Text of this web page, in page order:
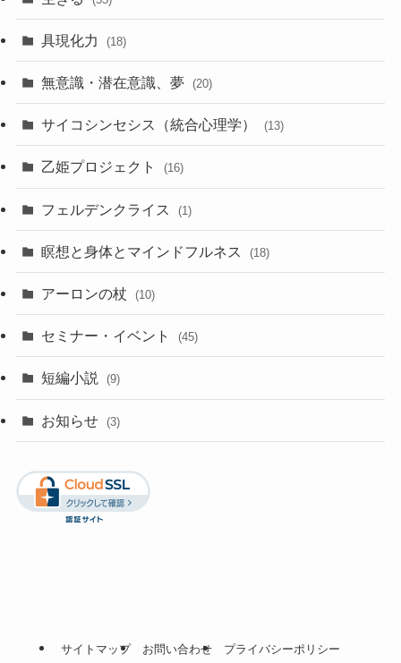
具現化力 (18)
無意識・潜在意識、夢 (20)
サイコシンセシス（統合心理学） (13)
乙姫プロジェクト (16)
フェルデンクライス (1)
瞑想と身体とマインドフルネス (18)
アーロンの杖 (10)
セミナー・イベント (45)
短編小説 (9)
お知らせ (3)
サイトマップ お問い合わせ プライバシーポリシー